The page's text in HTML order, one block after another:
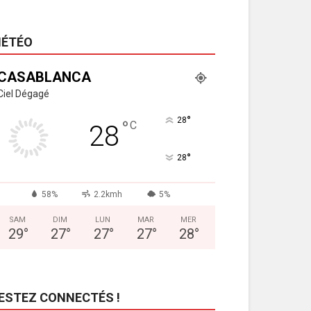
Dégagé
28 °C 28°
28°
58% 2.2kmh 5%
SAM
29°
DIM
27°
LUN
27°
MAR
27°
MER
28°
CONNECTÉS !